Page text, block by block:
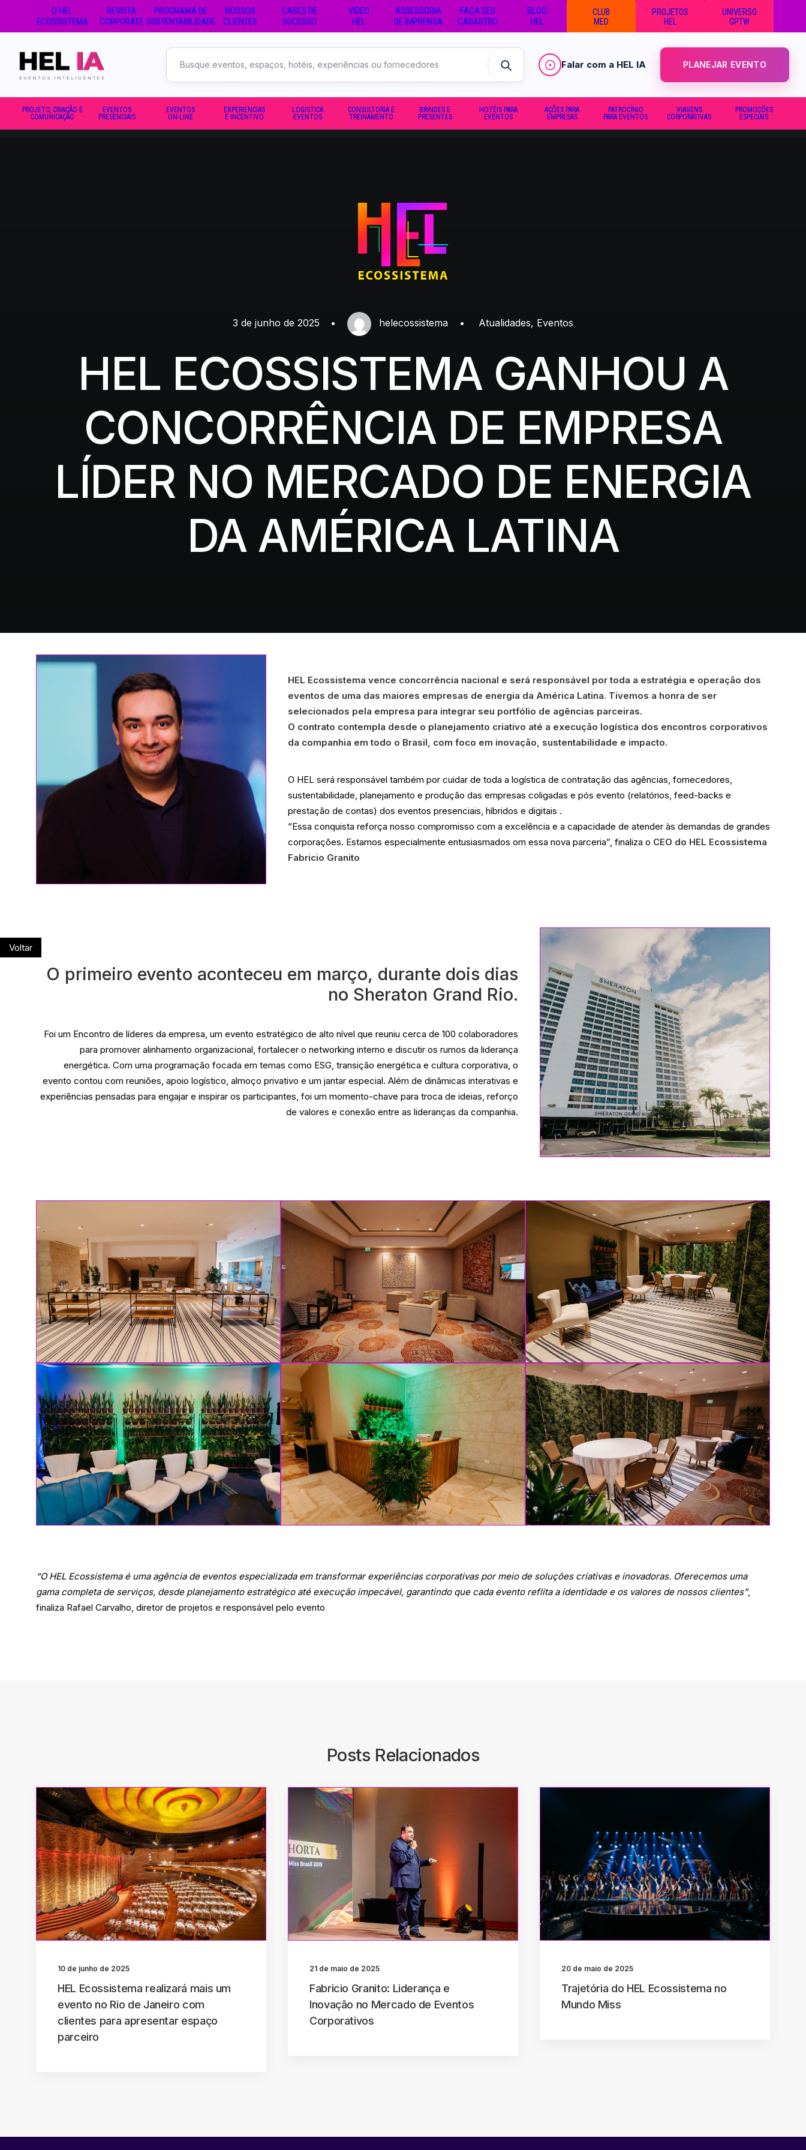
O HEL
ECOSSISTEMA
REVISTA
CORPORATE
PROGRAMA DE
SUSTENTABILIDADE
NOSSOS
CLIENTES
CASES DE
SUCESSO
VIDEO
HEL
ASSESSORIA
DE IMPRENSA
FAÇA SEU
CADASTRO
BLOG
HEL
CLUB
MED
PROJETOS
HEL
UNIVERSO
GPTW
Falar com a HEL IA PLANEJAR EVENTO
PROJETO, CRIAÇÃO E
COMUNICAÇÃO
EVENTOS
PRESENCIAIS
EVENTOS
ON-LINE
EXPERIENCIAS
E INCENTIVO
LOGISTICA
EVENTOS
CONSULTORIA E
TREINAMENTO
BRINDES E
PRESENTES
HOTÉIS PARA
EVENTOS
AÇÕES PARA
EMPRESAS
PATROCÍNIO
PARA EVENTOS
VIAGENS
CORPORATIVAS
PROMOÇÕES
ESPECIAIS
3 de junho de 2025 • helecossistema • Atualidades, Eventos
HEL ECOSSISTEMA GANHOU A
CONCORRÊNCIA DE EMPRESA
LÍDER NO MERCADO DE ENERGIA
DA AMÉRICA LATINA
HEL Ecossistema vence concorrência nacional e será responsável por toda a estratégia e operação dos
eventos de uma das maiores empresas de energia da América Latina. Tivemos a honra de ser
selecionados pela empresa para integrar seu portfólio de agências parceiras.
O contrato contempla desde o planejamento criativo até a execução logística dos encontros corporativos
da companhia em todo o Brasil, com foco em inovação, sustentabilidade e impacto.
O HEL será responsável também por cuidar de toda a logística de contratação das agências, fornecedores,
sustentabilidade, planejamento e produção das empresas coligadas e pós evento (relatórios, feed-backs e
prestação de contas) dos eventos presenciais, híbridos e digitais .
“Essa conquista reforça nosso compromisso com a excelência e a capacidade de atender às demandas de grandes
corporações. Estamos especialmente entusiasmados om essa nova parceria”, finaliza o CEO do HEL Ecossistema
Fabricio Granito
O primeiro evento aconteceu em março, durante dois dias
no Sheraton Grand Rio.
Foi um Encontro de líderes da empresa, um evento estratégico de alto nível que reuniu cerca de 100 colaboradores
para promover alinhamento organizacional, fortalecer o networking interno e discutir os rumos da liderança
energética. Com uma programação focada em temas como ESG, transição energética e cultura corporativa, o
evento contou com reuniões, apoio logístico, almoço privativo e um jantar especial. Além de dinâmicas interativas e
experiências pensadas para engajar e inspirar os participantes, foi um momento-chave para troca de ideias, reforço
de valores e conexão entre as lideranças da companhia.
“O HEL Ecossistema é uma agência de eventos especializada em transformar experiências corporativas por meio de soluções criativas e inovadoras. Oferecemos uma
gama completa de serviços, desde planejamento estratégico até execução impecável, garantindo que cada evento reflita a identidade e os valores de nossos clientes”,
finaliza Rafael Carvalho, diretor de projetos e responsável pelo evento
Posts Relacionados
10 de junho de 2025
HEL Ecossistema realizará mais um
evento no Rio de Janeiro com
clientes para apresentar espaço
parceiro
21 de maio de 2025
Fabricio Granito: Liderança e
Inovação no Mercado de Eventos
Corporativos
20 de maio de 2025
Trajetória do HEL Ecossistema no
Mundo Miss
Voltar